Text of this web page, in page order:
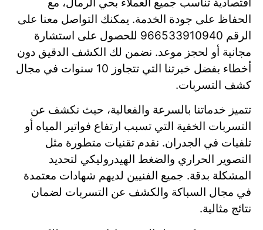
الحفاظ على جودة الخدمة. يمكنك التواصل معنا على
الرقم 966533910940 للحصول على استشارة
مجانية أو لحجز موعد. نضمن لك الكشف الدقيق دون
أخطاء بفضل خبرتنا التي تتجاوز 10 سنوات في مجال
كشف التسربات.
تتميز خدماتنا بالسرعة والفعالية، حيث نكشف عن
التسربات الخفية التي تسبب ارتفاع فواتير المياه أو
تلفيات في الجدران. نقدم تقنيات متطورة مثل
التصوير الحراري والضغط الهيدروليكي لتحديد
المشكلة بدقة. جميع الفنيين لديهم شهادات معتمدة
في مجال السباكة والكشف عن التسربات لضمان
نتائج مثالية.